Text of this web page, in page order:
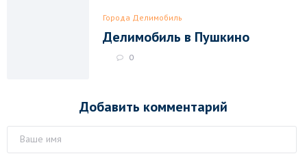
Города Делимобиль
Делимобиль в Пушкино
0
Добавить комментарий